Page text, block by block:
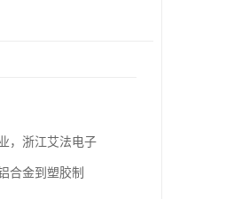
，浙江艾法电子
合金到塑胶制